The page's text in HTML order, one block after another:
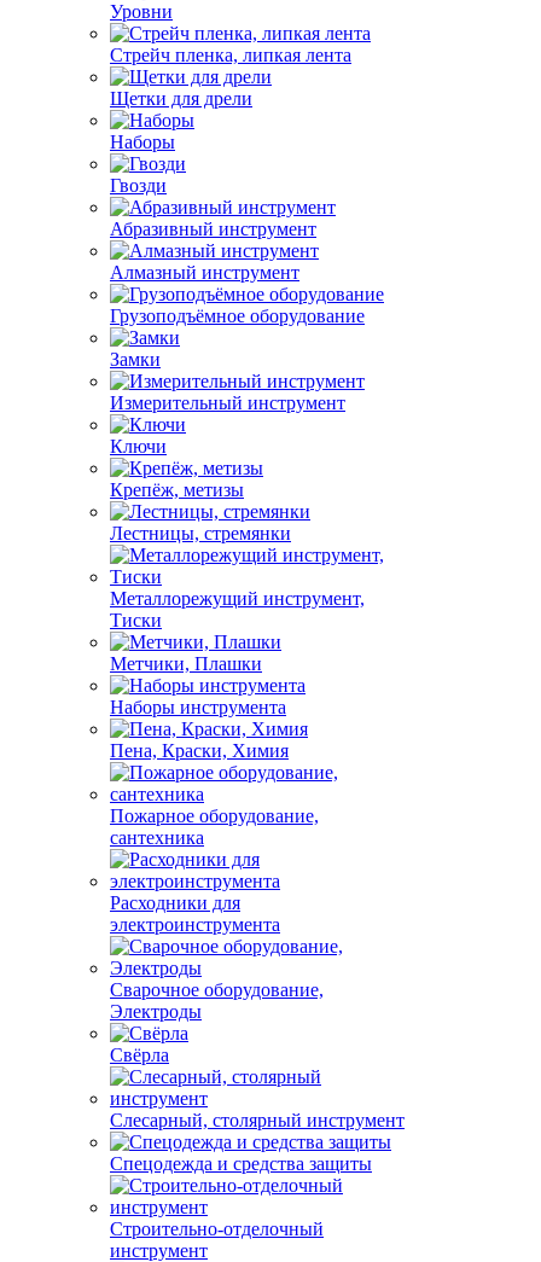
Уровни
Стрейч пленка, липкая лента
Щетки для дрели
Наборы
Гвозди
Абразивный инструмент
Алмазный инструмент
Грузоподъёмное оборудование
Замки
Измерительный инструмент
Ключи
Крепёж, метизы
Лестницы, стремянки
Металлорежущий инструмент,
Тиски
Метчики, Плашки
Наборы инструмента
Пена, Краски, Химия
Пожарное оборудование,
сантехника
Расходники для
электроинструмента
Сварочное оборудование,
Электроды
Свёрла
Слесарный, столярный инструмент
Спецодежда и средства защиты
Строительно-отделочный
инструмент